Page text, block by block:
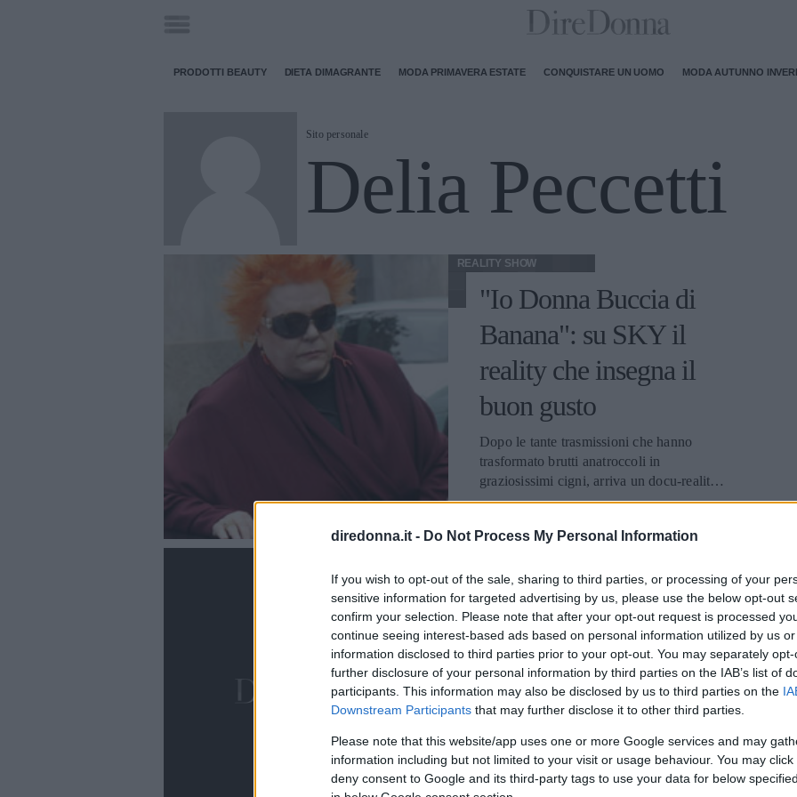
diredonna.it - Do Not Process My Personal Information
If you wish to opt-out of the sale, sharing to third parties, or processing of your
sensitive information for targeted advertising by us, please use the below opt-out
confirm your selection. Please note that after your opt-out request is processed
continue seeing interest-based ads based on personal information utilized by us
information disclosed to third parties prior to your opt-out. You may separately
further disclosure of your personal information by third parties on the IAB’s list of
participants. This information may also be disclosed by us to third parties on the
Downstream Participants that may further disclose it to other third parties.
Please note that this website/app uses one or more Google services and may
information including but not limited to your visit or usage behaviour. You may
deny consent to Google and its third-party tags to use your data for below
PRODOTTI BEAUTY DIETA DIMAGRANTE MODA PRIMAVERA ESTATE CONQUISTARE UN UOMO MODA AUTUNNO
Sito personale
Delia Peccetti
REALITY SHOW
"Io Donna Buccia di
Banana": su SKY il
reality che insegna il
buon gusto
Dopo le tante trasmissioni che hanno
trasformato brutti anatroccoli in
graziosissimi cigni, arriva un docu-reality
che insegnerà alle donne italiane come
trasmissione si chiamerà "Io Donna Buccia
famosissima giornalista di moda Giusy
Ferrè, già nota in televisione per aver
partecipato come giudice a Italia's Next
Top Model. Affiancheranno la Ferrè due
stylist che, ogni settimana, si sfideranno
per riuscire a trasformare due persone
senza gusto in esempi di classe. Al termine
del programma verrà poi proclamato il
campione di stile. Durante ogni puntata
Giusy Ferrè dispenserà consigli e
informazioni riguardo al mondo degli abiti
e degli accessori, così che le telespettatrici
Le 10 migliori bugie
degli uomini
L'argomento è stato trattato innumerevoli
volte, non ultimo nel film "La verità è che
non gli piaci abbastanza", tuttavia esistono
perdono ogni raziocinio. Per tutte loro è
stato redatto un utilissimo decalogo sulle
bugie che gli uomini amano dirci più